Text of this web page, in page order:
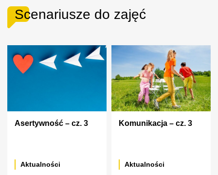
Scenariusze do zajęć
Asertywność – cz. 3
Aktualności
Komunikacja – cz. 3
Aktualności